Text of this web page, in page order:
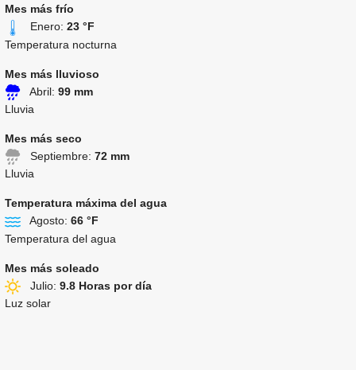
Mes más frío
Enero: 23 °F
Temperatura nocturna
Mes más lluvioso
Abril: 99 mm
Lluvia
Mes más seco
Septiembre: 72 mm
Lluvia
Temperatura máxima del agua
Agosto: 66 °F
Temperatura del agua
Mes más soleado
Julio: 9.8 Horas por día
Luz solar